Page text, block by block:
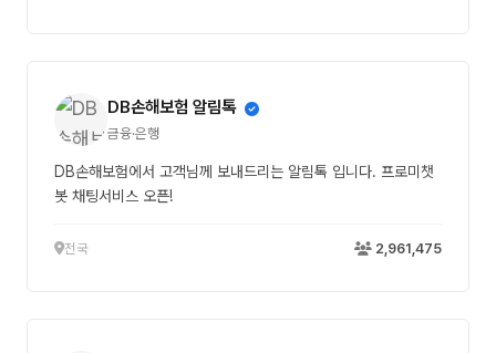
DB손해보험 알림톡
금융·은행
DB손해보험에서 고객님께 보내드리는 알림톡 입니다. 프로미챗
봇 채팅서비스 오픈!
전국 2,961,475